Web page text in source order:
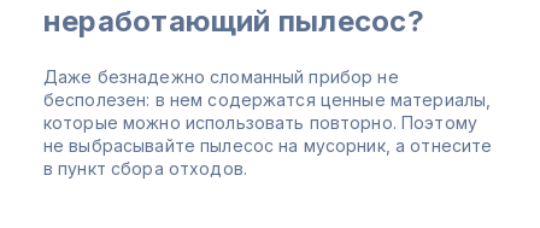
неработающий пылесос?
Даже безнадежно сломанный прибор не
бесполезен: в нем содержатся ценные материалы,
которые можно использовать повторно. Поэтому
не выбрасывайте пылесос на мусорник, а отнесите
в пункт сбора отходов.